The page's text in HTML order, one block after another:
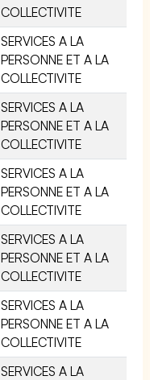
COLLECTIVITE
SERVICES A LA
PERSONNE ET A LA
COLLECTIVITE
SERVICES A LA
PERSONNE ET A LA
COLLECTIVITE
SERVICES A LA
PERSONNE ET A LA
COLLECTIVITE
SERVICES A LA
PERSONNE ET A LA
COLLECTIVITE
SERVICES A LA
PERSONNE ET A LA
COLLECTIVITE
SERVICES A LA